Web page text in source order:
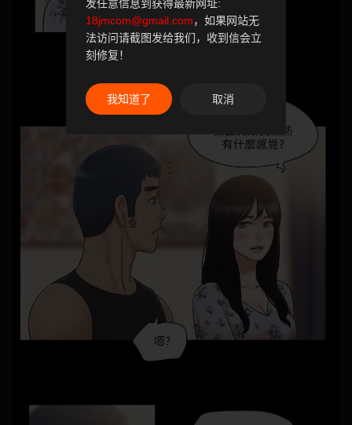
发任意信息到获得最新网址:
18jmcom@gmail.com，如果网站无
法访问请截图发给我们，收到信会立
刻修复！
我知道了 取消